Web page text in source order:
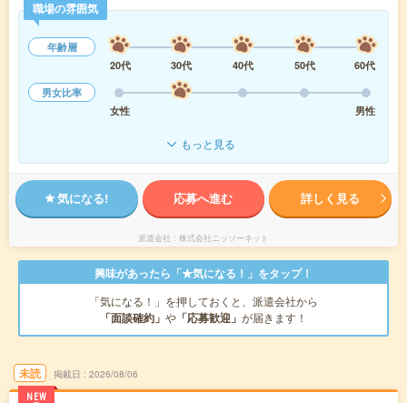
職場の雰囲気
年齢層
20代
30代 40代 50代
60代
男女比率
女性
男性
もっと見る
気になる! 応募へ進む 詳しく見る
派遣会社 株式会社ニッソーネット
興味があったら「★気になる！」をタップ！
「気になる！」を押しておくと、派遣会社から
「面談確約」 や 「応募歓迎」 が届きます！
未読
NEW
掲載日 2026/08/06